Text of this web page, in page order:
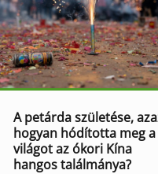
A petárda születése,
hogyan hódította meg a
világot az ókori Kína
hangos találmánya?